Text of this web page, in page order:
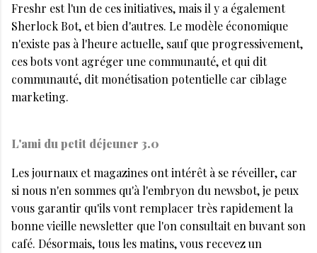
Freshr est l'un de ces initiatives, mais il y a également
Sherlock Bot, et bien d'autres. Le modèle économique
n'existe pas à l'heure actuelle, sauf que progressivement,
ces bots vont agréger une communauté, et qui dit
communauté, dit monétisation potentielle car ciblage
marketing.
L'ami du petit déjeuner 3.0
Les journaux et magazines ont intérêt à se réveiller, car
si nous n'en sommes qu'à l'embryon du newsbot, je peux
vous garantir qu'ils vont remplacer très rapidement la
bonne vieille newsletter que l'on consultait en buvant son
café. Désormais, tous les matins, vous recevez un